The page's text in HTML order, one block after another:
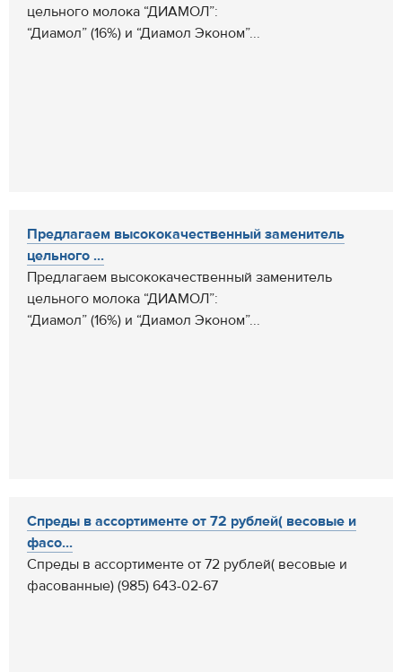
цельного молока “ДИАМОЛ”:
“Диамол” (16%) и “Диамол Эконом”...
Предлагаем высококачественный заменитель
цельного ...
Предлагаем высококачественный заменитель
цельного молока “ДИАМОЛ”:
“Диамол” (16%) и “Диамол Эконом”...
Спреды в ассортименте от 72 рублей( весовые и
фасо...
Спреды в ассортименте от 72 рублей( весовые и
фасованные) (985) 643-02-67